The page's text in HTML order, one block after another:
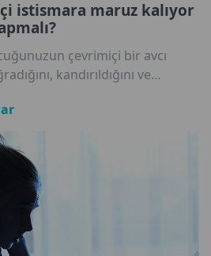
istismara maruz kalıyor
çevrimiçi bir avcı
kandırıldığını ve
için ellerinden geleni
bir süre başarı ile
böyle biriyle ilişkisi
başlı başına bir zorluktur.
ile erken uyarı işaretleri,
ve çevrimiçi istismarı
çocuklara nasıl yardım
konuştuk.